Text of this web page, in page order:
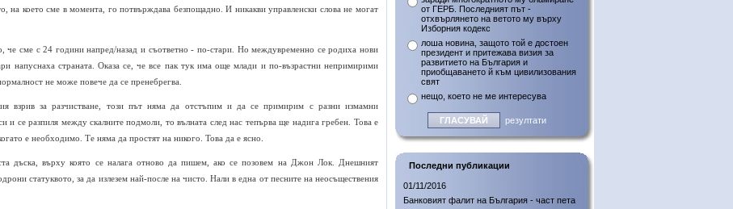
което сме в момента, го потвърждава безпощадно. И никакви управленски слова не могат
сме с 24 години напред/назад и съответно - по-стари. Но междувременно се родиха нови
напуснаха страната. Оказа се, че все пак тук има още млади и по-възрастни непримирими
не може повече да се пренебрегва.
взрив за разчистване, този път няма да отстъпим и да се примирим с разни измамни
и се разпиля между скалните подмоли, то вълната след нас тепърва ще надига гребен. Това е
е необходимо. Те няма да простят на никого. Това да е ясно.
дъска, върху която се налага отново да пишем, ако се позовем на Джон Лок. Днешният
статуквото, за да излезем най-после на чисто. Нали в една от песните на неосъществения
от ГЕРБ. Последният път -
отхвърлянето на ветото му върху
Изборния кодекс
лоша новина, защото той е достоен
президент и притежава визия за
развитието на България и
приобщаването й към цивилизования
свят
нещо, което не ме интересува
резултати
Последни публикации
01/11/2016
Банковият фалит на България - част пета